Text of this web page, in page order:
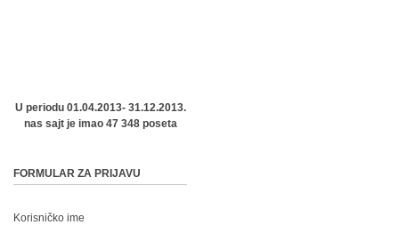
U periodu 01.04.2013- 31.12.2013.
nas sajt je imao 47 348 poseta
FORMULAR ZA PRIJAVU
Korisničko ime